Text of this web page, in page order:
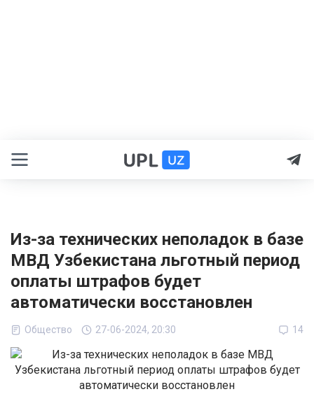
Из-за технических неполадок в базе
МВД Узбекистана льготный период
оплаты штрафов будет
автоматически восстановлен
Общество 27-06-2024, 20:30 14